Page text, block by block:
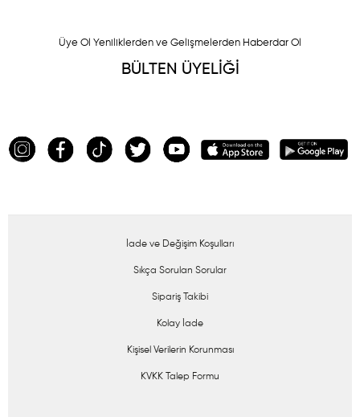
Üye Ol Yeniliklerden ve Gelişmelerden Haberdar Ol
BÜLTEN ÜYELİĞİ
İade ve Değişim Koşulları
Sıkça Sorulan Sorular
Sipariş Takibi
Kolay İade
Kişisel Verilerin Korunması
KVKK Talep Formu